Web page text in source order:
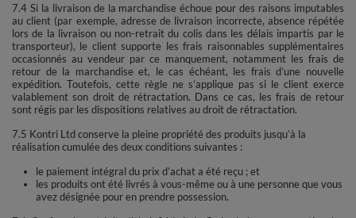
7.4 Si la livraison de la marchandise échoue pour des raisons imputables
au client (par exemple, adresse de livraison incorrecte, absence répétée
lors de la livraison ou non-retrait du colis dans les délais impartis par le
transporteur), le client supporte les frais raisonnables supplémentaires
occasionnés au vendeur par ce manquement, notamment les frais de
retour de la marchandise et, le cas échéant, les frais d’une nouvelle
expédition. Toutefois, cette règle ne s’applique pas si le client exerce
valablement son droit de rétractation. Dans ce cas, les frais de retour
sont régis par les dispositions relatives au droit de rétractation.
7.5 Kontri Ltd conserve la pleine propriété des produits jusqu’à la
réalisation cumulée des deux conditions suivantes :
le paiement intégral du prix d’achat a été reçu ; et
les produits ont été livrés à vous-même ou à une personne que vous
avez désignée pour en prendre possession.